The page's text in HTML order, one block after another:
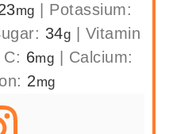
mg
Potassium:
34g
Vitamin
6mg
Calcium:
2mg